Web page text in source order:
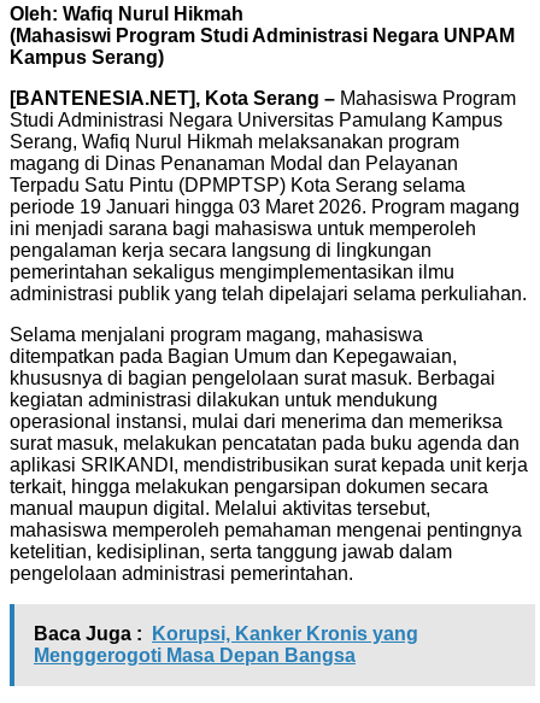
Oleh: Wafiq Nurul Hikmah
(Mahasiswi Program Studi Administrasi Negara UNPAM
Kampus Serang)
[BANTENESIA.NET], Kota Serang – Mahasiswa Program
Studi Administrasi Negara Universitas Pamulang Kampus
Serang, Wafiq Nurul Hikmah melaksanakan program
magang di Dinas Penanaman Modal dan Pelayanan
Terpadu Satu Pintu (DPMPTSP) Kota Serang selama
periode 19 Januari hingga 03 Maret 2026. Program magang
ini menjadi sarana bagi mahasiswa untuk memperoleh
pengalaman kerja secara langsung di lingkungan
pemerintahan sekaligus mengimplementasikan ilmu
administrasi publik yang telah dipelajari selama perkuliahan.
Selama menjalani program magang, mahasiswa
ditempatkan pada Bagian Umum dan Kepegawaian,
khususnya di bagian pengelolaan surat masuk. Berbagai
kegiatan administrasi dilakukan untuk mendukung
operasional instansi, mulai dari menerima dan memeriksa
surat masuk, melakukan pencatatan pada buku agenda dan
aplikasi SRIKANDI, mendistribusikan surat kepada unit kerja
terkait, hingga melakukan pengarsipan dokumen secara
manual maupun digital. Melalui aktivitas tersebut,
mahasiswa memperoleh pemahaman mengenai pentingnya
ketelitian, kedisiplinan, serta tanggung jawab dalam
pengelolaan administrasi pemerintahan.
Baca Juga :
Korupsi, Kanker Kronis yang
Menggerogoti Masa Depan Bangsa